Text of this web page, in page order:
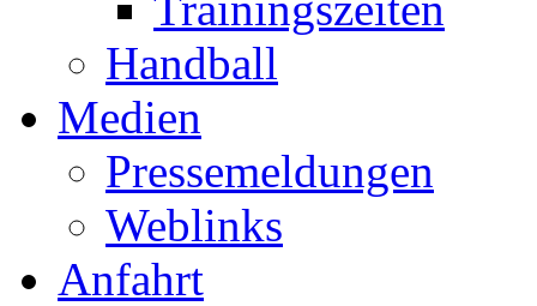
Handball
Medien
Pressemeldungen
Weblinks
Anfahrt